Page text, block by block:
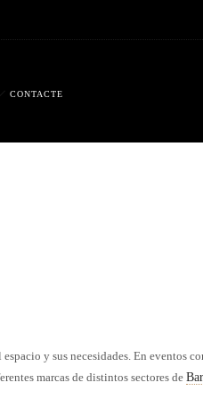
CONTACTE
y sus necesidades. En eventos
marcas de distintos sectores de